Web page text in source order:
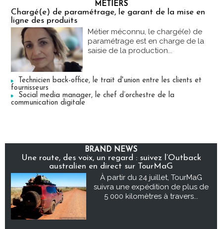
MÉTIERS
Chargé(e) de paramétrage, le garant de la mise en
ligne des produits
Métier méconnu, le chargé(e) de
paramétrage est en charge de la
saisie de la production...
Technicien back-office, le trait d'union entre les clients et
fournisseurs
Social media manager, le chef d’orchestre de la
communication digitale
BRAND NEWS
Une route, des voix, un regard : suivez l’Outback
australien en direct sur TourMaG
À partir du 24 juillet, TourMaG
suivra une expédition de plus de
5 000 kilomètres à travers...